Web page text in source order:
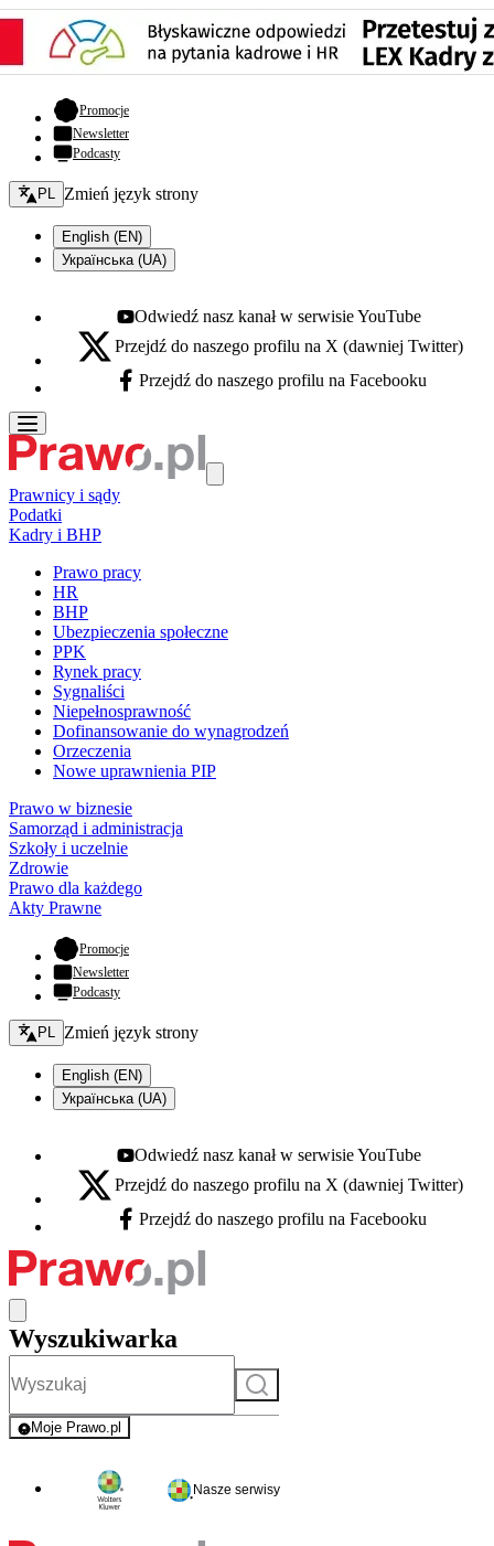
Promocje- otwiera się w nowej karcie
Newsletter
Podcasty
Zmień język - bieżący:
PL Zmień język strony
English (EN)
Українська (UA)
Youtube - otwiera się w nowej karcie
Odwiedź nasz kanał w serwisie YouTube
X - otwiera się w nowej karcie
Przejdź do naszego profilu na X (dawniej Twitter)
Facebook - otwiera się w nowej karcie
Przejdź do naszego profilu na Facebooku
Prawnicy i sądy
Podatki
Kadry i BHP
Prawo pracy
HR
BHP
Ubezpieczenia społeczne
PPK
Rynek pracy
Sygnaliści
Niepełnosprawność
Dofinansowanie do wynagrodzeń
Orzeczenia
Nowe uprawnienia PIP
Prawo w biznesie
Samorząd i administracja
Szkoły i uczelnie
Zdrowie
Prawo dla każdego
Akty Prawne
Promocje- otwiera się w nowej karcie
Newsletter
Podcasty
Zmień język - bieżący:
PL Zmień język strony
English (EN)
Українська (UA)
Youtube - otwiera się w nowej karcie
Odwiedź nasz kanał w serwisie YouTube
X - otwiera się w nowej karcie
Przejdź do naszego profilu na X (dawniej Twitter)
Facebook - otwiera się w nowej karcie
Przejdź do naszego profilu na Facebooku
Wyszukiwarka
Szukaj
Moje Prawo.pl
- rejestracja i logowanie do serwisu
Nasze serwisy